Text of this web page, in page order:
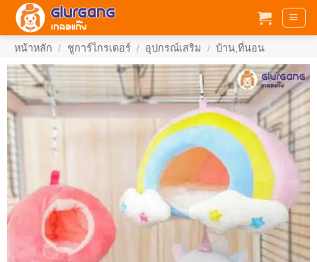
ข้าม
หน้าหลัก / ชูการ์ไกรเดอร์ / อุปกรณ์เสริม / บ้าน,ที่นอน